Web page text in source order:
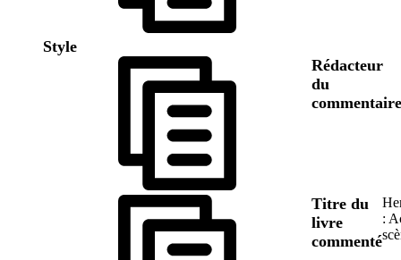
Style
Rédacteur
du
commentaire
Titre du
livre
commenté
: